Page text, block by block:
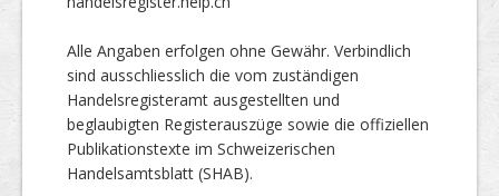
Alle Angaben erfolgen ohne Gewähr. Verbindlich
sind ausschliesslich die vom zuständigen
Handelsregisteramt ausgestellten und
beglaubigten Registerauszüge sowie die offiziellen
Publikationstexte im Schweizerischen
Handelsamtsblatt (SHAB).